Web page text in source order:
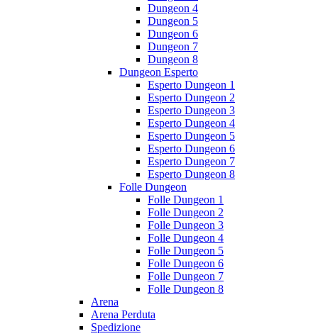
Dungeon 4
Dungeon 5
Dungeon 6
Dungeon 7
Dungeon 8
Dungeon Esperto
Esperto Dungeon 1
Esperto Dungeon 2
Esperto Dungeon 3
Esperto Dungeon 4
Esperto Dungeon 5
Esperto Dungeon 6
Esperto Dungeon 7
Esperto Dungeon 8
Folle Dungeon
Folle Dungeon 1
Folle Dungeon 2
Folle Dungeon 3
Folle Dungeon 4
Folle Dungeon 5
Folle Dungeon 6
Folle Dungeon 7
Folle Dungeon 8
Arena
Arena Perduta
Spedizione